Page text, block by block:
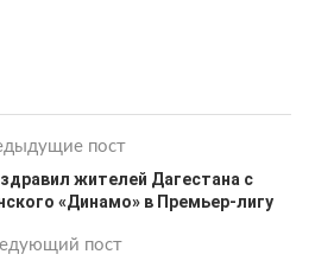
пост
жителей Дагестана с
«Динамо» в Премьер-лигу
пост